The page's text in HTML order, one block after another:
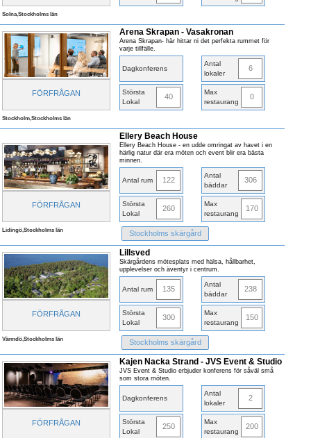
Solna,Stockholms län
FÖRFRÅGAN
Arena Skrapan - Vasakronan
Arena Skrapan- här hittar ni det perfekta rummet för
varje tillfälle.
Dagkonferens
Antal
lokaler
6
Största
Lokal
40
Max
restaurang
0
Stockholm,Stockholms län
FÖRFRÅGAN
Ellery Beach House
Ellery Beach House - en udde omringat av havet i en
härlig natur där era möten och event blir era bästa
minnen.
Antal rum 122
Antal
bäddar
306
Största
Lokal
260
Max
restaurang
170
Lidingö,Stockholms län Stockholms skärgård
FÖRFRÅGAN
Lillsved
Skärgårdens mötesplats med hälsa, hållbarhet,
upplevelser och äventyr i centrum.
Antal rum 135
Antal
bäddar
238
Största
Lokal
300
Max
restaurang
150
Värmdö,Stockholms län Stockholms skärgård
FÖRFRÅGAN
Kajen Nacka Strand - JVS Event & Studio
JVS Event & Studio erbjuder konferens för såväl små
som stora möten.
Dagkonferens
Antal
lokaler
2
Största
Lokal
250
Max
restaurang
200